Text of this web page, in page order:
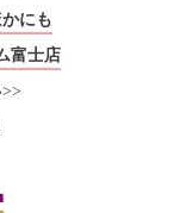
にも
富士店